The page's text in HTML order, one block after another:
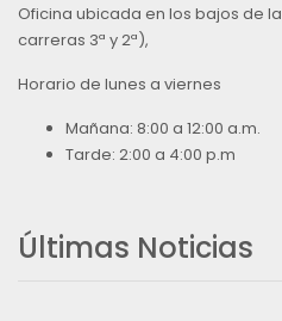
Oficina ubicada en los bajos de
carreras 3ª y 2ª),
Horario de lunes a viernes
Mañana: 8:00 a 12:00 a.m.
Tarde: 2:00 a 4:00 p.m
Últimas Noticias